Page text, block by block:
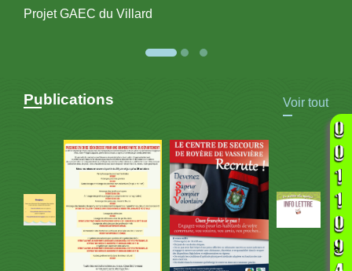
Projet GAEC du Villard
Publications Voir tout